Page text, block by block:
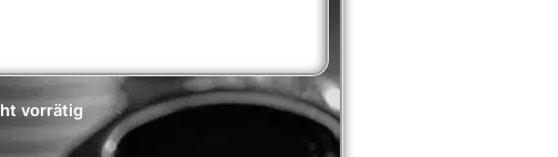
vorrätig